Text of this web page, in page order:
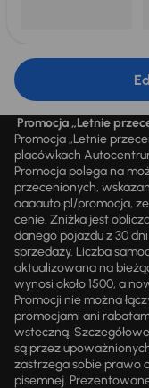
Promocja „Letnie
Promocja „Letnie
placówkach
Promocja polega na
przecenionych,
aaaauto.pl/promocja,
cenie. Zniżka jest
danego pojazdu z 30
sprzedaży. Liczba
aktualizowana na
wynosi około 1500, a
Promocji nie można
promocjami ani
wsteczną.
są przez
zastrzega sobie prawo
pisemnej.